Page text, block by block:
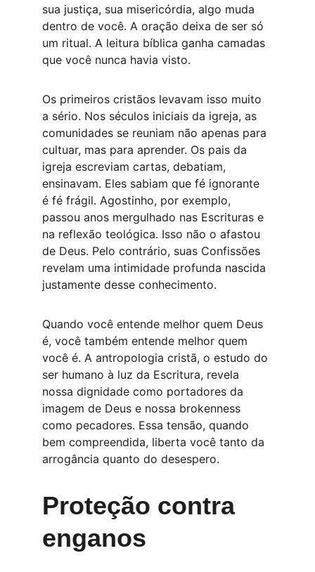
sua justiça, sua misericórdia, algo muda
dentro de você. A oração deixa de ser só
um ritual. A leitura bíblica ganha camadas
que você nunca havia visto.
Os primeiros cristãos levavam isso muito
a sério. Nos séculos iniciais da igreja, as
comunidades se reuniam não apenas para
cultuar, mas para aprender. Os pais da
igreja escreviam cartas, debatiam,
ensinavam. Eles sabiam que fé ignorante
é fé frágil. Agostinho, por exemplo,
passou anos mergulhado nas Escrituras e
na reflexão teológica. Isso não o afastou
de Deus. Pelo contrário, suas Confissões
revelam uma intimidade profunda nascida
justamente desse conhecimento.
Quando você entende melhor quem Deus
é, você também entende melhor quem
você é. A antropologia cristã, o estudo do
ser humano à luz da Escritura, revela
nossa dignidade como portadores da
imagem de Deus e nossa brokenness
como pecadores. Essa tensão, quando
bem compreendida, liberta você tanto da
arrogância quanto do desespero.
Proteção contra
enganos